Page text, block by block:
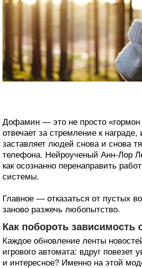
Дофамин — это не просто «гормон
отвечает за стремление к
заставляет людей снова и снова
телефона. Нейроученый Анн-Лор
как осознанно перенаправить
системы.
Главное — отказаться от пустых
заново разжечь любопытство.
Как побороть зависимость
Каждое обновление ленты
игрового автомата: вдруг повезет
и интересное? Именно на этой